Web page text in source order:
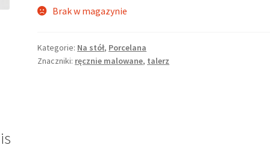
Brak w magazynie
Kategorie: Na stół, Porcelana
Znaczniki: ręcznie malowane, talerz